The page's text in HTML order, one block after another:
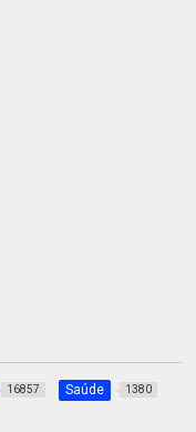
16857 Saúde 1380